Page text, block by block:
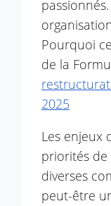
Pourquoi
de la
2025
Les enjeux
priorités de
diverses
peut-être